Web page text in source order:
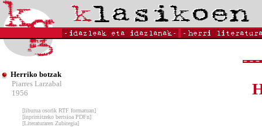
Herriko botzak
Piarres Larzabal
1956
[liburua osorik RTF formatuan]
[inprimitzeko bertsioa PDFn]
[Literaturaren Zubitegia]